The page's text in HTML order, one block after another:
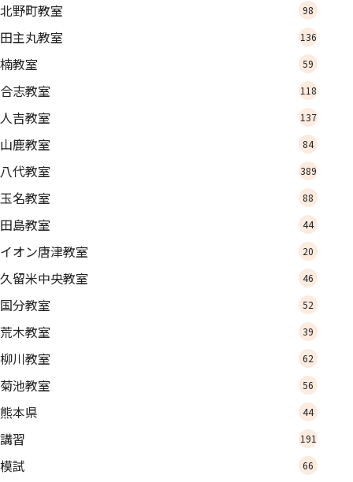
北野町教室 98
田主丸教室 136
楠教室 59
合志教室 118
人吉教室 137
山鹿教室 84
八代教室 389
玉名教室 88
田島教室 44
イオン唐津教室 20
久留米中央教室 46
国分教室 52
荒木教室 39
柳川教室 62
菊池教室 56
熊本県 44
講習 191
模試 66